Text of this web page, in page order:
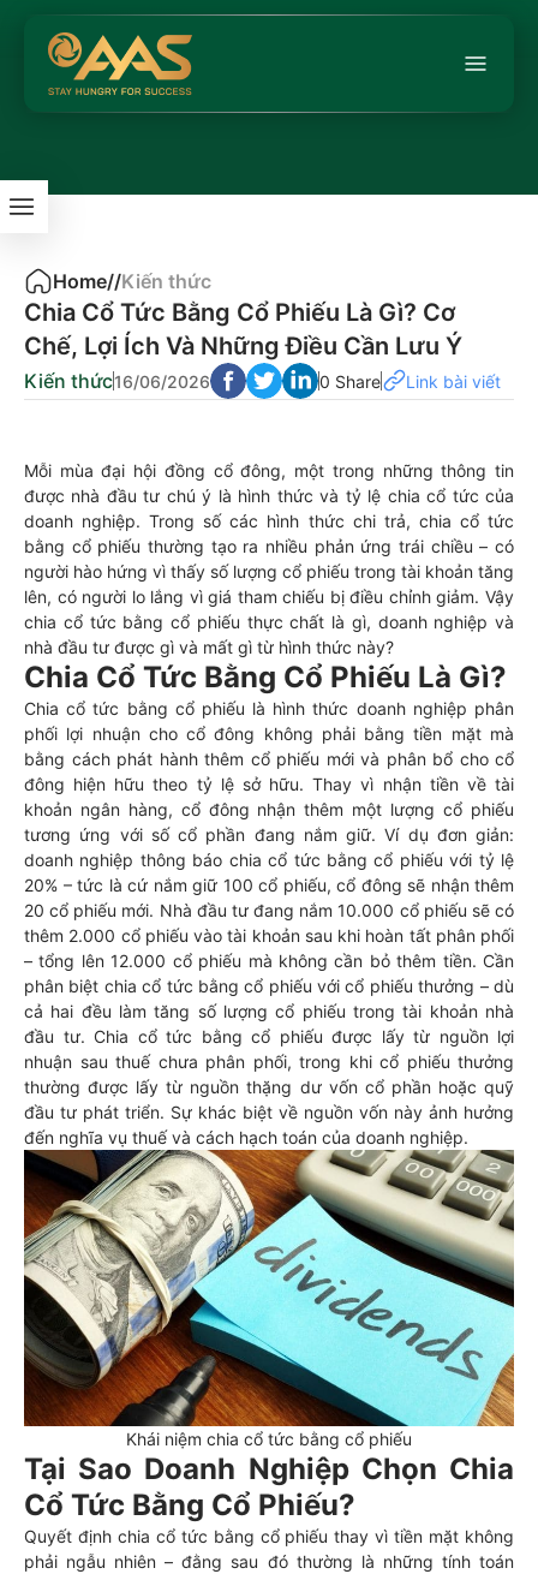
Home//Kiến thức
Chia Cổ Tức Bằng Cổ Phiếu Là Gì? Cơ
Chế, Lợi Ích Và Những Điều Cần Lưu Ý
Kiến thức16/06/2026 0 Share Link bài viết
Mỗi mùa đại hội đồng cổ đông, một trong những thông tin
được nhà đầu tư chú ý là hình thức và tỷ lệ chia cổ tức của
doanh nghiệp. Trong số các hình thức chi trả, chia cổ tức
bằng cổ phiếu thường tạo ra nhiều phản ứng trái chiều – có
người hào hứng vì thấy số lượng cổ phiếu trong tài khoản tăng
lên, có người lo lắng vì giá tham chiếu bị điều chỉnh giảm. Vậy
chia cổ tức bằng cổ phiếu thực chất là gì, doanh nghiệp và
nhà đầu tư được gì và mất gì từ hình thức này?
Chia Cổ Tức Bằng Cổ Phiếu Là Gì?
Chia cổ tức bằng cổ phiếu là hình thức doanh nghiệp phân
phối lợi nhuận cho cổ đông không phải bằng tiền mặt mà
bằng cách phát hành thêm cổ phiếu mới và phân bổ cho cổ
đông hiện hữu theo tỷ lệ sở hữu. Thay vì nhận tiền về tài
khoản ngân hàng, cổ đông nhận thêm một lượng cổ phiếu
tương ứng với số cổ phần đang nắm giữ. Ví dụ đơn giản:
doanh nghiệp thông báo chia cổ tức bằng cổ phiếu với tỷ lệ
20% – tức là cứ nắm giữ 100 cổ phiếu, cổ đông sẽ nhận thêm
20 cổ phiếu mới. Nhà đầu tư đang nắm 10.000 cổ phiếu sẽ có
thêm 2.000 cổ phiếu vào tài khoản sau khi hoàn tất phân phối
– tổng lên 12.000 cổ phiếu mà không cần bỏ thêm tiền. Cần
phân biệt chia cổ tức bằng cổ phiếu với cổ phiếu thưởng – dù
cả hai đều làm tăng số lượng cổ phiếu trong tài khoản nhà
đầu tư. Chia cổ tức bằng cổ phiếu được lấy từ nguồn lợi
nhuận sau thuế chưa phân phối, trong khi cổ phiếu thưởng
thường được lấy từ nguồn thặng dư vốn cổ phần hoặc quỹ
đầu tư phát triển. Sự khác biệt về nguồn vốn này ảnh hưởng
đến nghĩa vụ thuế và cách hạch toán của doanh nghiệp.
Khái niệm chia cổ tức bằng cổ phiếu
Tại Sao Doanh Nghiệp Chọn Chia
Cổ Tức Bằng Cổ Phiếu?
Quyết định chia cổ tức bằng cổ phiếu thay vì tiền mặt không
phải ngẫu nhiên – đằng sau đó thường là những tính toán